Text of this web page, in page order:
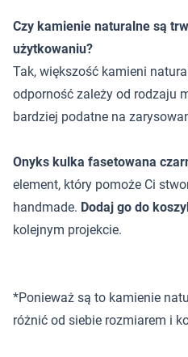
Czy kamienie naturalne są
użytkowaniu?
Tak, większość kamieni
odporność zależy od rodzaju
bardziej podatne na
Onyks kulka fasetowana
element, który pomoże Ci
handmade. Dodaj go do
kolejnym projekcie.
*Ponieważ są to kamienie
różnić od siebie rozmiarem i